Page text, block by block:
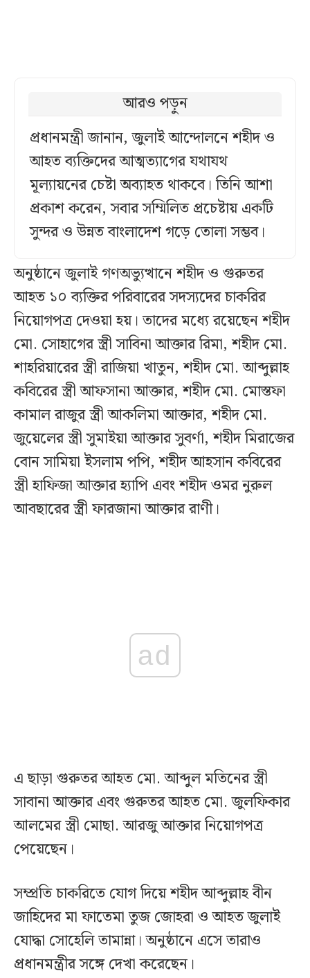
আরও পড়ুন
প্রধানমন্ত্রী জানান, জুলাই আন্দোলনে শহীদ ও
আহত ব্যক্তিদের আত্মত্যাগের যথাযথ
মূল্যায়নের চেষ্টা অব্যাহত থাকবে। তিনি আশা
প্রকাশ করেন, সবার সম্মিলিত প্রচেষ্টায় একটি
সুন্দর ও উন্নত বাংলাদেশ গড়ে তোলা সম্ভব।
অনুষ্ঠানে জুলাই গণঅভ্যুত্থানে শহীদ ও গুরুতর
আহত ১০ ব্যক্তির পরিবারের সদস্যদের চাকরির
নিয়োগপত্র দেওয়া হয়। তাদের মধ্যে রয়েছেন শহীদ
মো. সোহাগের স্ত্রী সাবিনা আক্তার রিমা, শহীদ মো.
শাহরিয়ারের স্ত্রী রাজিয়া খাতুন, শহীদ মো. আব্দুল্লাহ
কবিরের স্ত্রী আফসানা আক্তার, শহীদ মো. মোস্তফা
কামাল রাজুর স্ত্রী আকলিমা আক্তার, শহীদ মো.
জুয়েলের স্ত্রী সুমাইয়া আক্তার সুবর্ণা, শহীদ মিরাজের
বোন সামিয়া ইসলাম পপি, শহীদ আহসান কবিরের
স্ত্রী হাফিজা আক্তার হ্যাপি এবং শহীদ ওমর নুরুল
আবছারের স্ত্রী ফারজানা আক্তার রাণী।
ad
এ ছাড়া গুরুতর আহত মো. আব্দুল মতিনের স্ত্রী
সাবানা আক্তার এবং গুরুতর আহত মো. জুলফিকার
আলমের স্ত্রী মোছা. আরজু আক্তার নিয়োগপত্র
পেয়েছেন।
সম্প্রতি চাকরিতে যোগ দিয়ে শহীদ আব্দুল্লাহ বীন
জাহিদের মা ফাতেমা তুজ জোহরা ও আহত জুলাই
যোদ্ধা সোহেলি তামান্না। অনুষ্ঠানে এসে তারাও
প্রধানমন্ত্রীর সঙ্গে দেখা করেছেন।